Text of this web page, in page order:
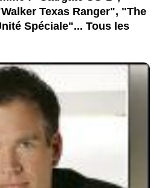
Texas Ranger", "The
Spéciale"... Tous les